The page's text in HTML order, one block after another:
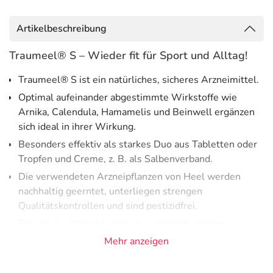
Artikelbeschreibung
Traumeel® S – Wieder fit für Sport und Alltag!
Traumeel® S ist ein natürliches, sicheres Arzneimittel.
Optimal aufeinander abgestimmte Wirkstoffe wie
Arnika, Calendula, Hamamelis und Beinwell ergänzen
sich ideal in ihrer Wirkung.
Besonders effektiv als starkes Duo aus Tabletten oder
Tropfen und Creme, z. B. als Salbenverband.
Die verwendeten Arzneipflanzen von Heel werden
nachhaltig geerntet, unterliegen strengen
Qualitätskontrollen und sind pestizidfrei.
Nicht nur junge Menschen, sondern auch die sogenannten
Mehr anzeigen